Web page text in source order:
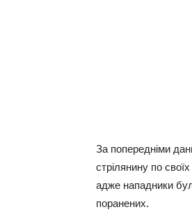
За попередніми
стрілянину по
адже нападники
поранених.